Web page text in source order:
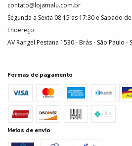
contato@lojamalu.com.br
Segunda a Sexta 08:15 as 17:30 e Sabado
Endereço
AV Rangel Pestana 1530 - Brás - São Paulo -
Formas de pagamento
Meios de envio